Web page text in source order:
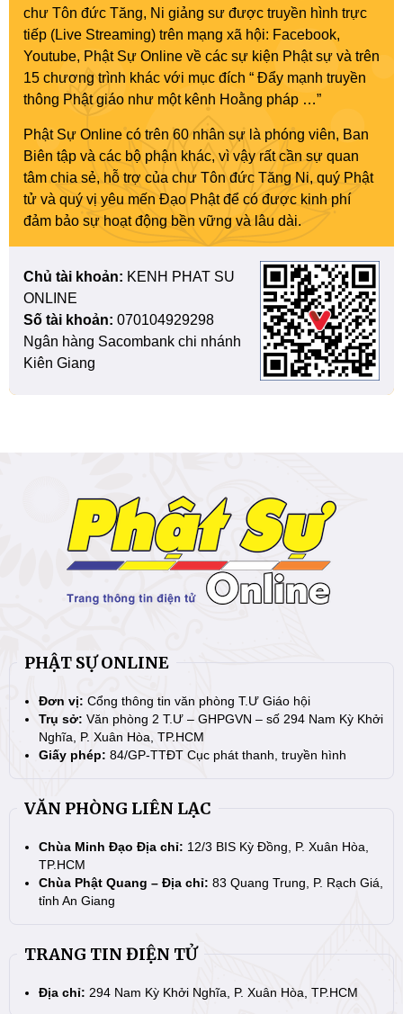
chư Tôn đức Tăng, Ni giảng sư được truyền hình trực
tiếp (Live Streaming) trên mạng xã hội: Facebook,
Youtube, Phật Sự Online về các sự kiện Phật sự và trên
15 chương trình khác với mục đích “ Đẩy mạnh truyền
thông Phật giáo như một kênh Hoằng pháp …”
Phật Sự Online có trên 60 nhân sự là phóng viên, Ban
Biên tập và các bộ phận khác, vì vậy rất cần sự quan
tâm chia sẻ, hỗ trợ của chư Tôn đức Tăng Ni, quý Phật
tử và quý vị yêu mến Đạo Phật để có được kinh phí
đảm bảo sự hoạt động bền vững và lâu dài.
Chủ tài khoản: KENH PHAT SU
ONLINE
Số tài khoản: 070104929298
Ngân hàng Sacombank chi nhánh
Kiên Giang
PHẬT SỰ ONLINE
Đơn vị: Cổng thông tin văn phòng T.Ư Giáo hội
Trụ sở: Văn phòng 2 T.Ư – GHPGVN – số 294 Nam Kỳ Khởi
Nghĩa, P. Xuân Hòa, TP.HCM
Giấy phép: 84/GP-TTĐT Cục phát thanh, truyền hình
VĂN PHÒNG LIÊN LẠC
Chùa Minh Đạo Địa chỉ: 12/3 BIS Kỳ Đồng, P. Xuân Hòa,
TP.HCM
Chùa Phật Quang – Địa chỉ: 83 Quang Trung, P. Rạch Giá,
tỉnh An Giang
TRANG TIN ĐIỆN TỬ
Địa chỉ: 294 Nam Kỳ Khởi Nghĩa, P. Xuân Hòa, TP.HCM